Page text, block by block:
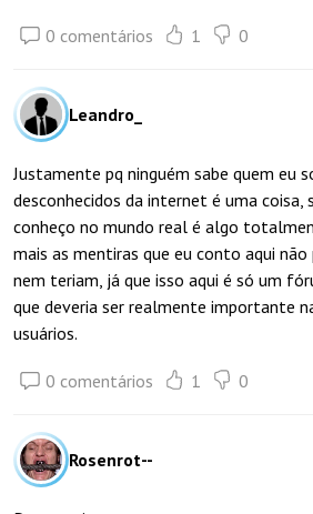
0 comentários 1 0
Leandro_
Justamente pq ninguém sabe quem eu
desconhecidos da internet é uma
conheço no mundo real é algo
mais as mentiras que eu conto aqui não
nem teriam, já que isso aqui é só um
que deveria ser realmente importante
usuários.
0 comentários 1 0
Rosenrot--